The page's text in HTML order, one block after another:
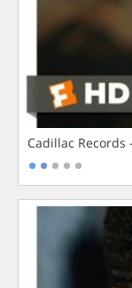
Cadillac Records